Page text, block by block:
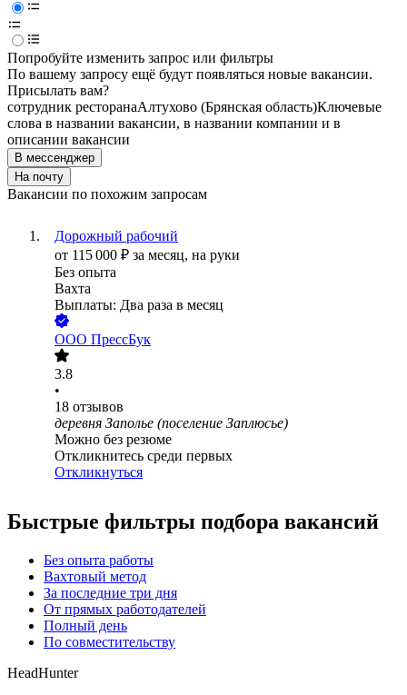
Попробуйте изменить запрос или фильтры
По вашему запросу ещё будут появляться новые вакансии.
Присылать вам?
сотрудник ресторанаАлтухово (Брянская область)Ключевые
слова в названии вакансии, в названии компании и в
описании вакансии
В мессенджер
На почту
Вакансии по похожим запросам
Дорожный рабочий
от 115 000 ₽ за месяц, на руки
Без опыта
Вахта
Выплаты: Два раза в месяц
ООО ПрессБук
3.8
•
18 отзывов
деревня Заполье (поселение Заплюсье)
Можно без резюме
Откликнитесь среди первых
Откликнуться
Быстрые фильтры подбора вакансий
Без опыта работы
Вахтовый метод
За последние три дня
От прямых работодателей
Полный день
По совместительству
HeadHunter